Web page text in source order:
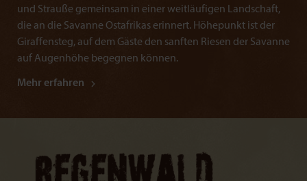
und Strauße gemeinsam in einer weitläufigen Landschaft,
die an die Savanne Ostafrikas erinnert. Höhepunkt ist der
Giraffensteg, auf dem Gäste den sanften Riesen der Savanne
auf Augenhöhe begegnen können.
Mehr erfahren